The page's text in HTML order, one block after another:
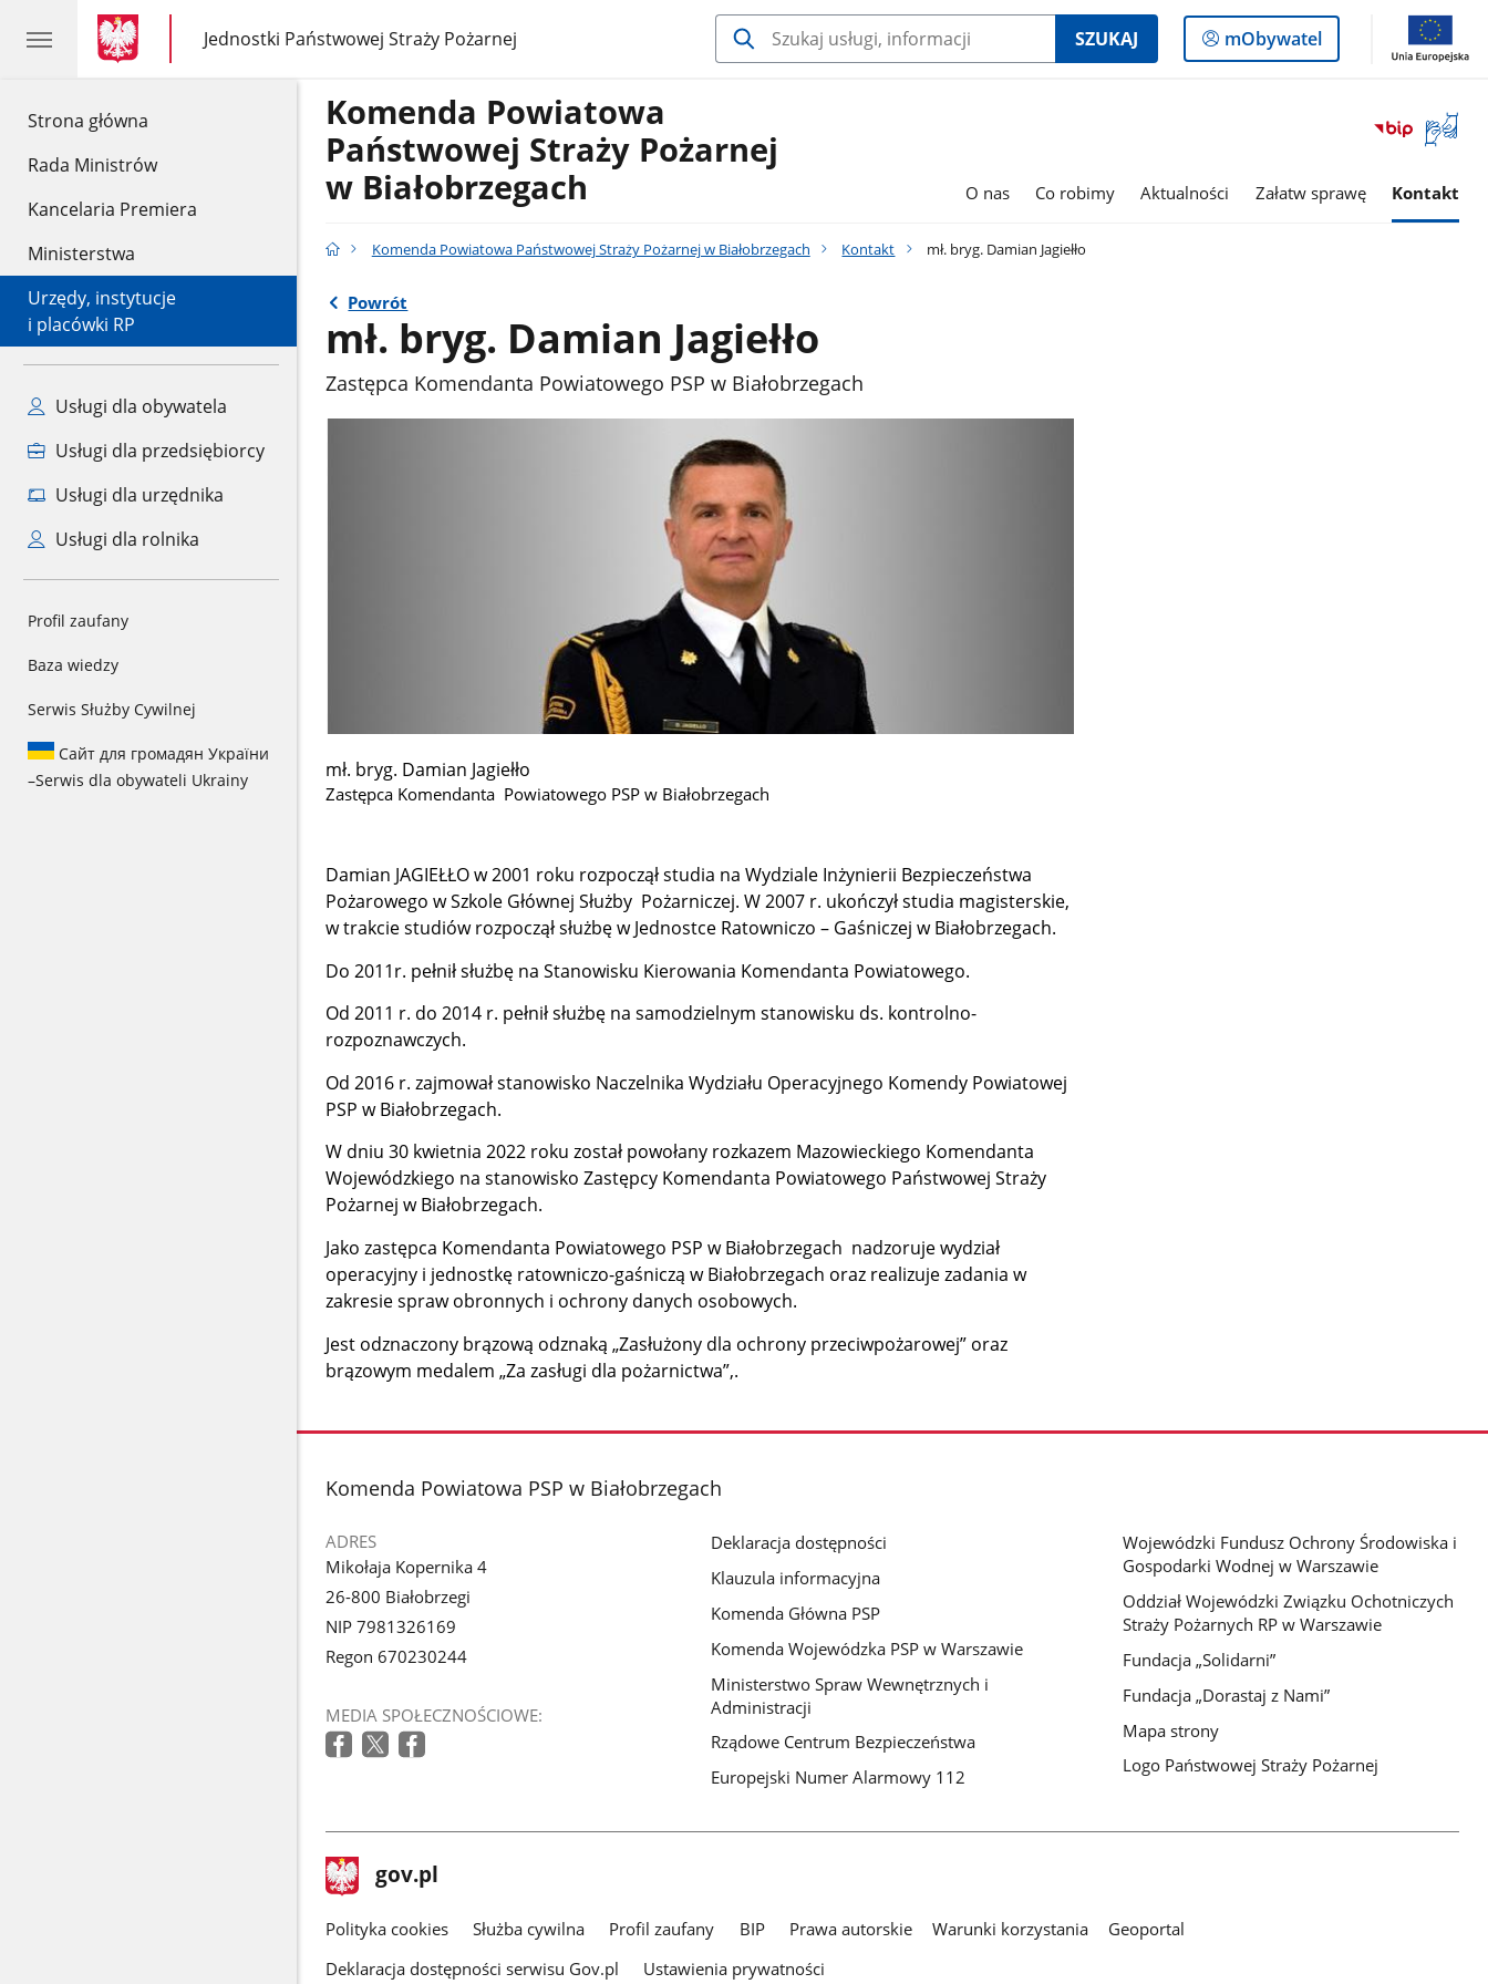
Strona główna
Rada Ministrów
Kancelaria Premiera
Ministerstwa
Urzędy, instytucje
i placówki RP
Usługi dla obywatela
Usługi dla przedsiębiorcy
Usługi dla urzędnika
Usługi dla rolnika
Profil zaufany
Baza wiedzy
Serwis Służby Cywilnej
Сайт для громадян України
–Serwis dla obywateli Ukrainy
gov.pl
gov.pl
Jednostki Państwowej Straży Pożarnej
gov.pl
Jednostki
Państwowej
SZUKAJ
Logowanie
do
mObywatel
Otwórz
okno
języka
Komenda Powiatowa
Państwowej Straży Pożarnej
w Białobrzegach
O nas Co robimy Aktualności Załatw sprawę Kontakt
Komenda Powiatowa Państwowej Straży Pożarnej w Białobrzegach Kontakt mł. bryg. Damian Jagiełło
Powrót
mł. bryg. Damian Jagiełło
Zastępca Komendanta Powiatowego PSP w Białobrzegach
mł. bryg. Damian Jagiełło
Zastępca Komendanta Powiatowego PSP w Białobrzegach
Damian JAGIEŁŁO w 2001 roku rozpoczął studia na Wydziale Inżynierii Bezpieczeństwa
Pożarowego w Szkole Głównej Służby Pożarniczej. W 2007 r. ukończył studia magisterskie,
w trakcie studiów rozpoczął służbę w Jednostce Ratowniczo – Gaśniczej w Białobrzegach.
Do 2011r. pełnił służbę na Stanowisku Kierowania Komendanta Powiatowego.
Od 2011 r. do 2014 r. pełnił służbę na samodzielnym stanowisku ds. kontrolno-
rozpoznawczych.
Od 2016 r. zajmował stanowisko Naczelnika Wydziału Operacyjnego Komendy Powiatowej
PSP w Białobrzegach.
W dniu 30 kwietnia 2022 roku został powołany rozkazem Mazowieckiego Komendanta
Wojewódzkiego na stanowisko Zastępcy Komendanta Powiatowego Państwowej Straży
Pożarnej w Białobrzegach.
Jako zastępca Komendanta Powiatowego PSP w Białobrzegach nadzoruje wydział
operacyjny i jednostkę ratowniczo-gaśniczą w Białobrzegach oraz realizuje zadania w
zakresie spraw obronnych i ochrony danych osobowych.
Jest odznaczony brązową odznaką „Zasłużony dla ochrony przeciwpożarowej” oraz
brązowym medalem „Za zasługi dla pożarnictwa”,.
stopka
Komenda Powiatowa PSP w Białobrzegach
ADRES
Mikołaja Kopernika 4
26-800 Białobrzegi
NIP 7981326169
Regon 670230244
MEDIA SPOŁECZNOŚCIOWE:
Deklaracja dostępności
Klauzula informacyjna
Komenda Główna PSP
Komenda Wojewódzka PSP w Warszawie
Ministerstwo Spraw Wewnętrznych i
Administracji
Rządowe Centrum Bezpieczeństwa
Europejski Numer Alarmowy 112
Wojewódzki Fundusz Ochrony Środowiska i
Gospodarki Wodnej w Warszawie
Oddział Wojewódzki Związku Ochotniczych
Straży Pożarnych RP w Warszawie
Fundacja „Solidarni”
Fundacja „Dorastaj z Nami”
Mapa strony
Logo Państwowej Straży Pożarnej
stopka
gov.pl Strona
gov.pl
gov.pl
Polityka cookies Służba cywilna Profil zaufany BIP Prawa autorskie Warunki korzystania
Geoportal
Deklaracja dostępności serwisu Gov.pl
Ustawienia prywatności